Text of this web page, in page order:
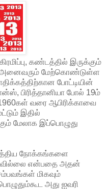
கண்டத்தில் இருக்கும்
அனைவரும் மேற்கொண்டுள்ள
போட்டியின்
பிரித்தானியா போல் 19ம்
வரை ஆபிரிக்காவை
இதில்
மேலாக இப்பொழுது
நோக்கங்களை
என்பதை அதன்
மிகவும்
அது ஐவரி